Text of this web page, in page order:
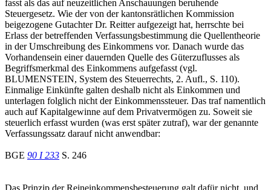
fasst als das auf neuzeitlichen Anschauungen beruhende
Steuergesetz. Wie der von der kantonsrätlichen Kommission
beigezogene Gutachter Dr. Reitter aufgezeigt hat, herrschte bei
Erlass der betreffenden Verfassungsbestimmung die Quellentheorie
in der Umschreibung des Einkommens vor. Danach wurde das
Vorhandensein einer dauernden Quelle des Güterzuflusses als
Begriffsmerkmal des Einkommens aufgefasst (vgl.
BLUMENSTEIN, System des Steuerrechts, 2. Aufl., S. 110).
Einmalige Einkünfte galten deshalb nicht als Einkommen und
unterlagen folglich nicht der Einkommenssteuer. Das traf namentlich
auch auf Kapitalgewinne auf dem Privatvermögen zu. Soweit sie
steuerlich erfasst wurden (was erst später zutraf), war der genannte
Verfassungssatz darauf nicht anwendbar:
BGE 90 I 233 S. 246
Das Prinzip der Reineinkommensbesteuerung galt dafür nicht, und